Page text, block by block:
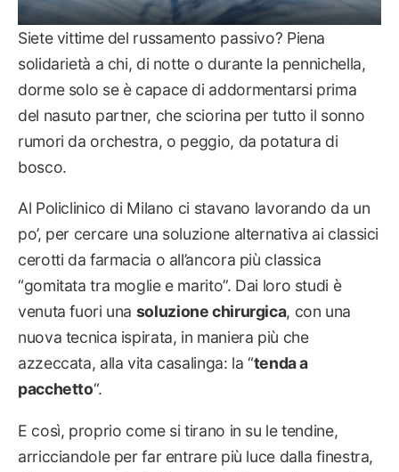
Siete vittime del russamento passivo? Piena
solidarietà a chi, di notte o durante la pennichella,
dorme solo se è capace di addormentarsi prima
del nasuto partner, che sciorina per tutto il sonno
rumori da orchestra, o peggio, da potatura di
bosco.
Al Policlinico di Milano ci stavano lavorando da un
po’, per cercare una soluzione alternativa ai classici
cerotti da farmacia o all’ancora più classica
“gomitata tra moglie e marito”. Dai loro studi è
venuta fuori una soluzione chirurgica, con una
nuova tecnica ispirata, in maniera più che
azzeccata, alla vita casalinga: la “tenda a
pacchetto“.
E così, proprio come si tirano in su le tendine,
arricciandole per far entrare più luce dalla finestra,